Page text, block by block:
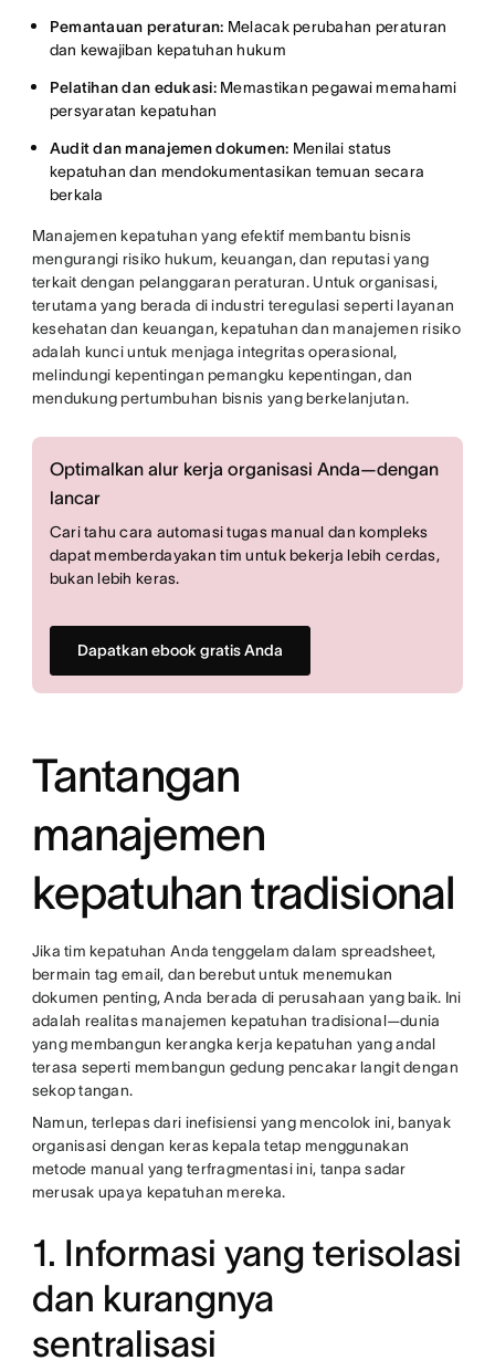
Pemantauan peraturan: Melacak perubahan peraturan
dan kewajiban kepatuhan hukum
Pelatihan dan edukasi:Memastikan pegawai memahami
persyaratan kepatuhan
Audit dan manajemen dokumen: Menilai status
kepatuhan dan mendokumentasikan temuan secara
berkala
Manajemen kepatuhan yang efektif membantu bisnis
mengurangi risiko hukum, keuangan, dan reputasi yang
terkait dengan pelanggaran peraturan. Untuk organisasi,
terutama yang berada di industri teregulasi seperti layanan
kesehatan dan keuangan, kepatuhan dan manajemen risiko
adalah kunci untuk menjaga integritas operasional,
melindungi kepentingan pemangku kepentingan, dan
mendukung pertumbuhan bisnis yang berkelanjutan.
Optimalkan alur kerja organisasi Anda—dengan
lancar
Cari tahu cara automasi tugas manual dan kompleks
dapat memberdayakan tim untuk bekerja lebih cerdas,
bukan lebih keras.
Dapatkan ebook gratis Anda
Tantangan
manajemen
kepatuhan tradisional
Jika tim kepatuhan Anda tenggelam dalam spreadsheet,
bermain tag email, dan berebut untuk menemukan
dokumen penting, Anda berada di perusahaan yang baik. Ini
adalah realitas manajemen kepatuhan tradisional—dunia
yang membangun kerangka kerja kepatuhan yang andal
terasa seperti membangun gedung pencakar langit dengan
sekop tangan.
Namun, terlepas dari inefisiensi yang mencolok ini, banyak
organisasi dengan keras kepala tetap menggunakan
metode manual yang terfragmentasi ini, tanpa sadar
merusak upaya kepatuhan mereka.
1. Informasi yang terisolasi
dan kurangnya
sentralisasi